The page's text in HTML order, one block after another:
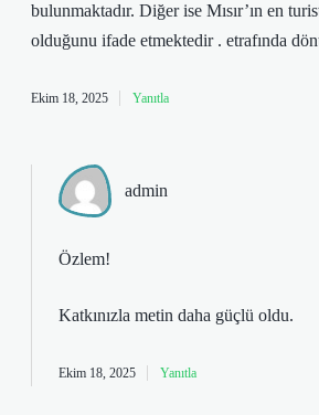
bulunmaktadır. Diğer ise Mısır’ın en
olduğunu ifade etmektedir . etrafında
Ekim 18, 2025 Yanıtla
admin
Özlem!
Katkınızla metin daha güçlü oldu.
Ekim 18, 2025 Yanıtla